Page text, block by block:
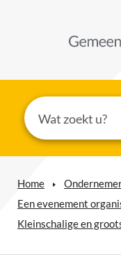
Home
Een evenement
Kleinschalige en